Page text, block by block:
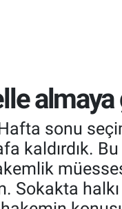
sonu
kaldırdık.
Sokakta